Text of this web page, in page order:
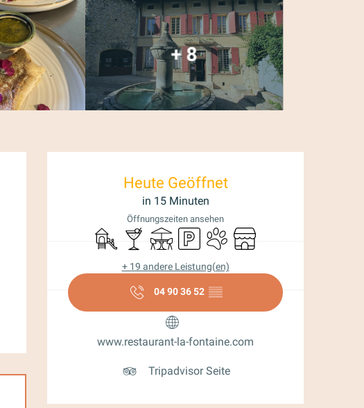
+ 8
Öffnungszeiten &
Heute Geöffnet
in 15 Minuten
Öffnungszeiten ansehen
Spiele für Kinder / Spielplatz
Bar / Getränkestand
TerrasseParkplatzTiere erlaubt
Shop
+ 19 andere Leistung(en)
04 90 36 52 ▒▒
www.restaurant-la-fontaine.com
Tripadvisor Seite